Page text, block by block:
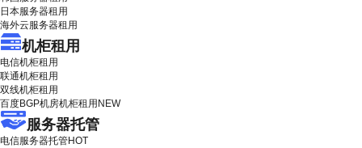
日本服务器租用
海外云服务器租用
机柜租用
电信机柜租用
联通机柜租用
双线机柜租用
百度BGP机房机柜租用 NEW
服务器托管
电信服务器托管HOT